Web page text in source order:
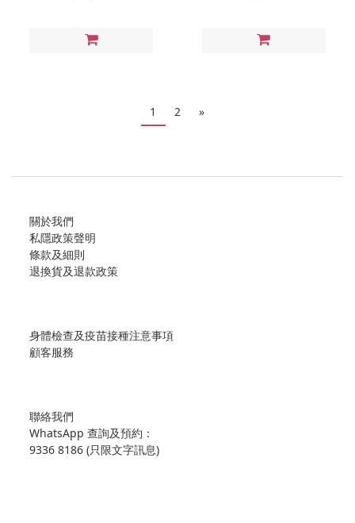
1 2 »
關於我們
私隱政策聲明
條款及細則
退換貨及退款政策
身體檢查及疫苗接種注意事項
顧客服務
聯絡我們
WhatsApp 查詢及預約：
9336 8186 (只限文字訊息)